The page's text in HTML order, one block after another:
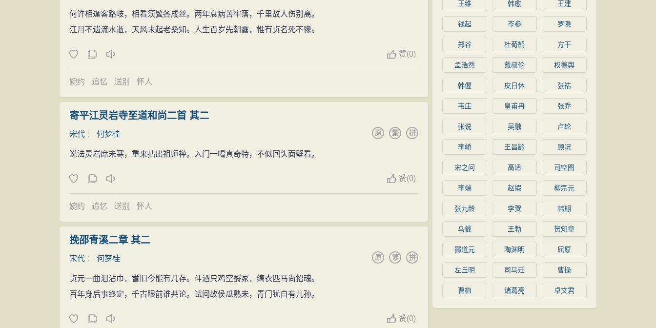
何许相逢客路岐，相看须鬓各成丝。两年衰病苦牢落，千里故人伤别离。
江月不遗流水逝，天风未起老桑知。人生百岁先朝露，惟有贞名死不隳。
赞(0)
婉约 追忆 送别 怀人
寄平江灵岩寺至道和尚二首 其二
宋代 ： 何梦桂 拼
繁
原
说法灵岩席未寒，重来拈出祖师禅。入门一喝真奇特，不似回头面壁看。
赞(0)
婉约 追忆 送别 怀人
挽邵青溪二章 其二
宋代 ： 何梦桂 拼
繁
原
贞元一曲泪沾巾，耆旧今能有几存。斗酒只鸡空酹冢，缟衣匹马尚招魂。
百年身后事终定，千古眼前谁共论。试问故侯瓜熟未，青门犹自有儿孙。
赞(0)
王维 韩愈 王建
钱起 岑参 罗隐
郑谷 杜荀鹤 方干
孟浩然 戴叔伦 权德舆
韩偓 皮日休 张祜
韦庄 皇甫冉 张乔
张说 吴融 卢纶
李峤 王昌龄 顾况
宋之问 高适 司空图
李端 赵嘏 柳宗元
张九龄 李贺 韩翃
马戴 王勃 贺知章
郦道元 陶渊明 屈原
左丘明 司马迁 曹操
曹植 诸葛亮 卓文君